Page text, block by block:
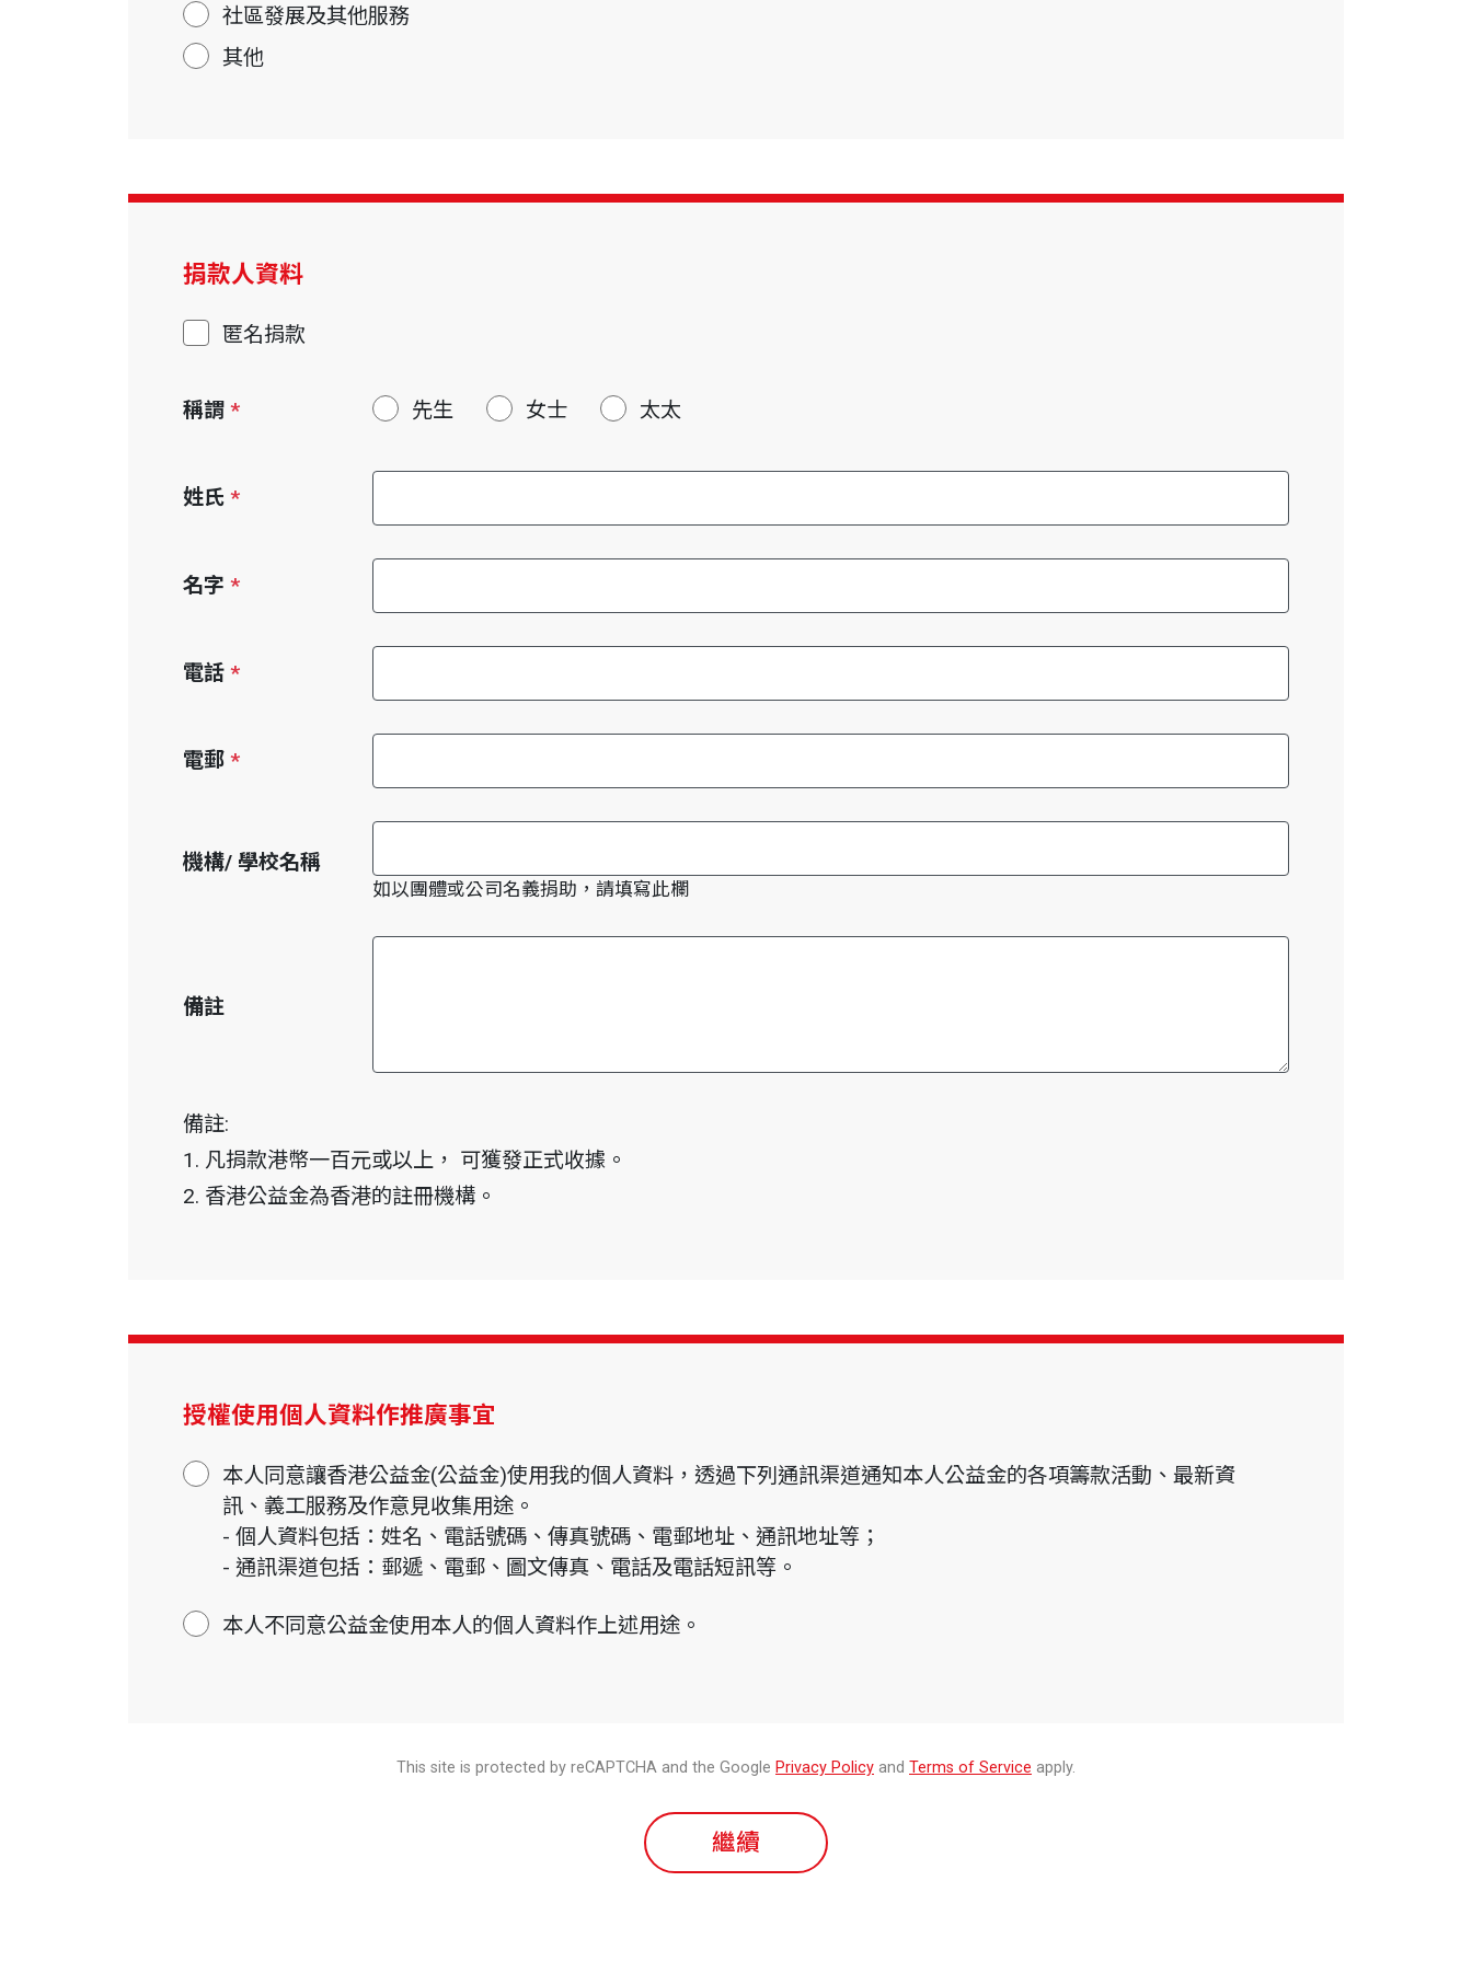
社區發展及其他服務
其他
捐款人資料
匿名捐款
稱謂 * 先生 女士 太太
姓氏 *
名字 *
電話 *
電郵 *
機構/ 學校名稱
如以團體或公司名義捐助，請填寫此欄
備註
備註:
1. 凡捐款港幣一百元或以上， 可獲發正式收據。
2. 香港公益金為香港的註冊機構。
授權使用個人資料作推廣事宜
本人同意讓香港公益金(公益金)使用我的個人資料，透過下列通訊渠道通知本人公益金的各項籌款活動、最新資
訊、義工服務及作意見收集用途。
- 個人資料包括：姓名、電話號碼、傳真號碼、電郵地址、通訊地址等；
- 通訊渠道包括：郵遞、電郵、圖文傳真、電話及電話短訊等。
本人不同意公益金使用本人的個人資料作上述用途。
This site is protected by reCAPTCHA and the Google Privacy Policy and Terms of Service apply.
繼續